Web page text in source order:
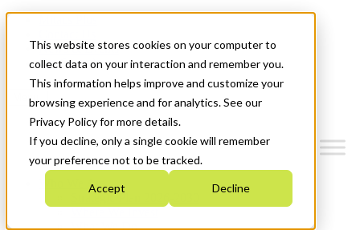
This website stores cookies on your computer to
collect data on your interaction and remember you.
This information helps improve and customize your
browsing experience and for analytics. See our
Privacy Policy for more details.
If you decline, only a single cookie will remember
your preference not to be tracked.
Accept Decline
News & Events
Get Started
Menu
Who We Are
Strategic Plan 2026-2030
What We Do